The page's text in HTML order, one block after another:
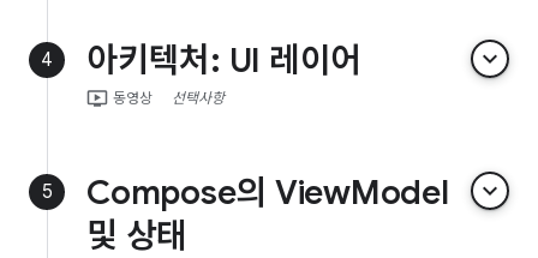
4 아키텍처: UI 레이어 keyboard_arrow_down
ondemand_video 동영상 선택사항
5
Compose의 ViewModel
및 상태
keyboard_arrow_down